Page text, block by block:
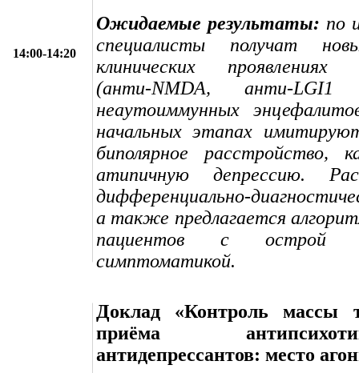
14:00-14:20
Ожидаемые результаты: по
специалисты получат
клинических проявлениях
(анти-NMDA, анти-
неаутоиммунных
начальных этапах
биполярное расстройство,
атипичную депрессию.
дифференциально-
а также предлагается
пациентов с острой
симптоматикой.
Доклад «Контроль массы
приёма
антидепрессантов: место